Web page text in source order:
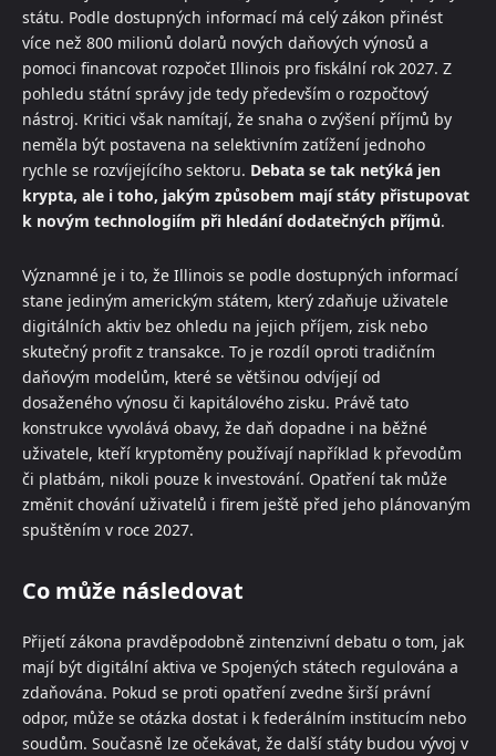
státu. Podle dostupných informací má celý zákon přinést
více než 800 milionů dolarů nových daňových výnosů a
pomoci financovat rozpočet Illinois pro fiskální rok 2027. Z
pohledu státní správy jde tedy především o rozpočtový
nástroj. Kritici však namítají, že snaha o zvýšení příjmů by
neměla být postavena na selektivním zatížení jednoho
rychle se rozvíjejícího sektoru. Debata se tak netýká jen
krypta, ale i toho, jakým způsobem mají státy přistupovat
k novým technologiím při hledání dodatečných příjmů.
Významné je i to, že Illinois se podle dostupných informací
stane jediným americkým státem, který zdaňuje uživatele
digitálních aktiv bez ohledu na jejich příjem, zisk nebo
skutečný profit z transakce. To je rozdíl oproti tradičním
daňovým modelům, které se většinou odvíjejí od
dosaženého výnosu či kapitálového zisku. Právě tato
konstrukce vyvolává obavy, že daň dopadne i na běžné
uživatele, kteří kryptoměny používají například k převodům
či platbám, nikoli pouze k investování. Opatření tak může
změnit chování uživatelů i firem ještě před jeho plánovaným
spuštěním v roce 2027.
Co může následovat
Přijetí zákona pravděpodobně zintenzivní debatu o tom, jak
mají být digitální aktiva ve Spojených státech regulována a
zdaňována. Pokud se proti opatření zvedne širší právní
odpor, může se otázka dostat i k federálním institucím nebo
soudům. Současně lze očekávat, že další státy budou vývoj v